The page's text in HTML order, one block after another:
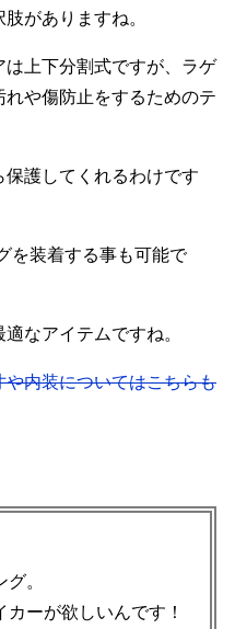
がありますね。
上下分割式ですが、ラゲ
や傷防止をするためのテ
護してくれるわけです
を装着する事も可能で
なアイテムですね。
内装についてはこちらも
。
ーが欲しいんです！